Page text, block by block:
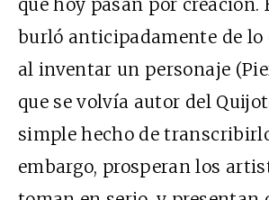
que hoy pasan por creación.
burló anticipadamente de lo
al inventar un personaje
que se volvía autor del
simple hecho de
embargo, prosperan los